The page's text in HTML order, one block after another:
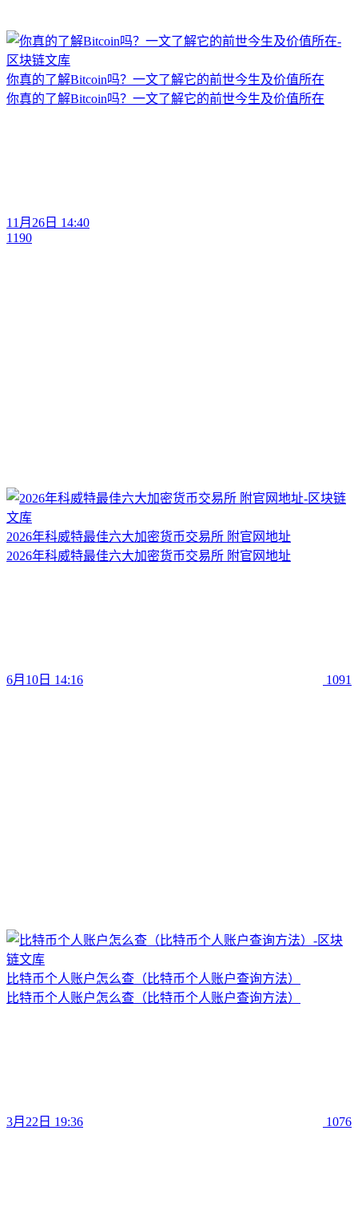
你真的了解Bitcoin吗？一文了解它的前世今生及价值所在
你真的了解Bitcoin吗？一文了解它的前世今生及价值所在
11月26日 14:40
1190
2026年科威特最佳六大加密货币交易所 附官网地址
2026年科威特最佳六大加密货币交易所 附官网地址
6月10日 14:16 1091
比特币个人账户怎么查（比特币个人账户查询方法）
比特币个人账户怎么查（比特币个人账户查询方法）
3月22日 19:36 1076